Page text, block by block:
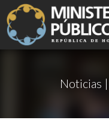
Noticias